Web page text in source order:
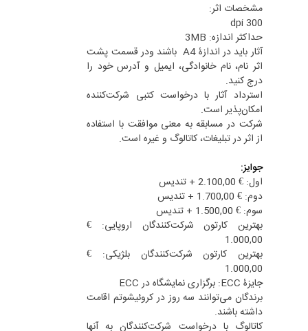
مشخصات اثر:
300 dpi
حداکثر اندازه: 3MB
آثار باید در اندازۀ A4 باشند ودر قسمت پشت
اثر نام، نام خانوادگی، ایمیل و آدرس خود را
درج کنید.
استرداد آثار با درخواست کتبی شرکت‌کننده
امکان‌پذیر است.
شرکت در مسابقه به معنی موافقت با استفاده
از اثر در تبلیغات، کاتالوگ و غیره است.
جوایز:
اول: € 2.100,00 + تندیس
دوم: € 1.700,00 + تندیس
سوم: € 1.500,00 + تندیس
بهترین کارتون شرکت‌کنندگان اروپایی: €
1.000,00
بهترین کارتون شرکت‌کنندگان بلژیکی: €
1.000,00
جایزۀ ECC: برگزاری نمایشگاه در ECC
برندگان می‌توانند سه روز در کروئیشوتم اقامت
داشته باشند.
کاتالوگ با درخواست شرکت‌کنندگان به آنها